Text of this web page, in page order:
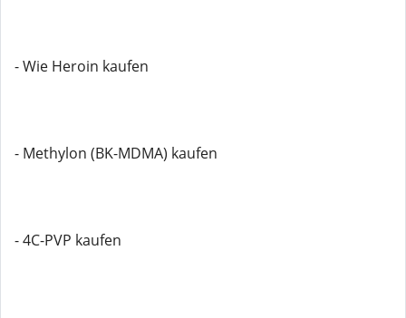
- Wie Heroin kaufen
- Methylon (BK-MDMA) kaufen
- 4C-PVP kaufen